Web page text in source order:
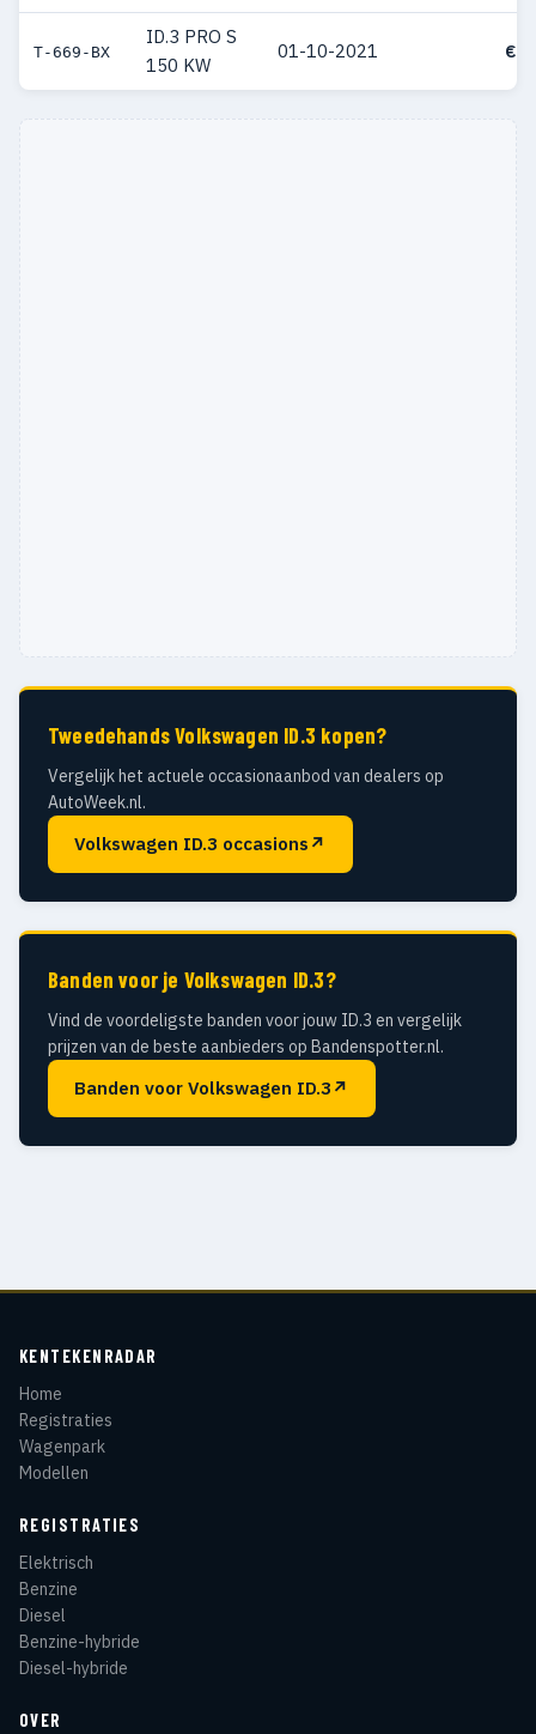
T-669-BX
ID.3 PRO S
150 KW
01-10-2021 €
Tweedehands Volkswagen ID.3 kopen?
Vergelijk het actuele occasionaanbod van dealers op
AutoWeek.nl.
Volkswagen ID.3 occasions ↗
Banden voor je Volkswagen ID.3?
Vind de voordeligste banden voor jouw ID.3 en vergelijk
prijzen van de beste aanbieders op Bandenspotter.nl.
Banden voor Volkswagen ID.3 ↗
KENTEKENRADAR
Home
Registraties
Wagenpark
Modellen
REGISTRATIES
Elektrisch
Benzine
Diesel
Benzine-hybride
Diesel-hybride
OVER